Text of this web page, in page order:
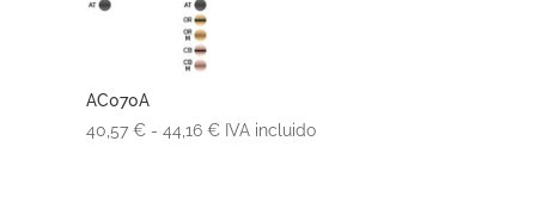
AC070A
40,57€ - 44,16€Rango
IVA incluido